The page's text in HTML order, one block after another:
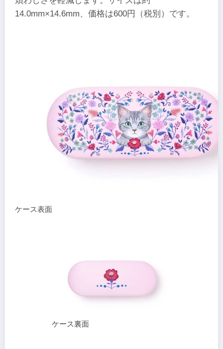
14.0mm×14.6mm、価格は600円（税別）です。
ケース表面
ケース裏面